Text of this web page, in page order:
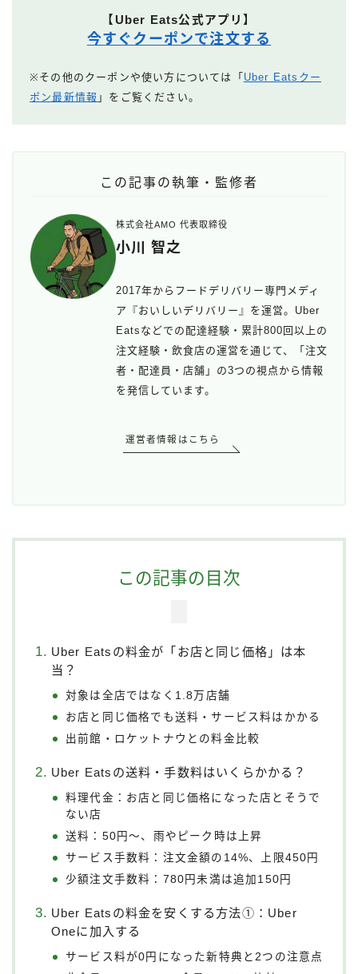
【Uber Eats公式アプリ】
今すぐクーポンで注文する
※その他のクーポンや使い方については「Uber Eatsクー
ポン最新情報 」をご覧ください。
この記事の執筆・監修者
株式会社AMO 代表取締役
小川 智之
2017年からフードデリバリー専門メディ
ア『おいしいデリバリー』を運営。Uber
Eatsなどでの配達経験・累計800回以上の
注文経験・飲食店の運営を通じて、「注文
者・配達員・店舗」の3つの視点から情報
を発信しています。
運営者情報はこちら
この記事の目次
Uber Eatsの料金が「お店と同じ価格」は本
当？
対象は全店ではなく1.8万店舗
お店と同じ価格でも送料・サービス料はかかる
出前館・ロケットナウとの料金比較
Uber Eatsの送料・手数料はいくらかかる？
料理代金：お店と同じ価格になった店とそうで
ない店
送料：50円〜、雨やピーク時は上昇
サービス手数料：注文金額の14%、上限450円
少額注文手数料：780円未満は追加150円
Uber Eatsの料金を安くする方法①：Uber
Oneに加入する
サービス料が0円になった新特典と2つの注意点